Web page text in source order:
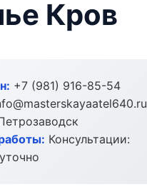
Кров
+7 (981) 916-85-54
Консультации: